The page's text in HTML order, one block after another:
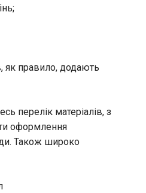
як правило, додають
перелік матеріалів, з
оформлення
Також широко